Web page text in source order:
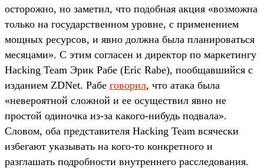
осторожно, но заметил, что подобная акция «возможна
только на государственном уровне, с применением
мощных ресурсов, и явно должна была планироваться
месяцами». С этим согласен и директор по маркетингу
Hacking Team Эрик Рабе (Eric Rabe), пообщавшийся с
изданием ZDNet. Рабе говорил, что атака была
«невероятной сложной и ее осуществил явно не
простой одиночка из-за какого-нибудь подвала».
Словом, оба представителя Hacking Team всячески
избегают указывать на кого-то конкретного и
разглашать подробности внутреннего расследования.